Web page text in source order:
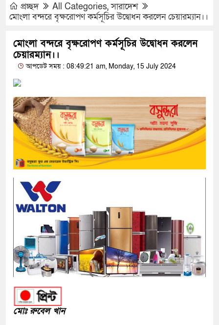
প্রচ্ছদ All Categories,সারাদেশ
মোংলা বন্দরে বৃক্ষরোপণ কর্মসূচির উদ্বোধন করলেন চেয়ারম্যান।।
মোংলা বন্দরে বৃক্ষরোপণ কর্মসূচির উদ্বোধন করলেন
চেয়ারম্যান।।
আপডেট সময় : 08:49:21 am, Monday, 15 July 2024
মোঃ রুবেল খান